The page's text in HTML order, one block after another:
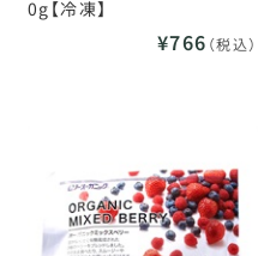
0g【冷凍】
¥766 （税込）